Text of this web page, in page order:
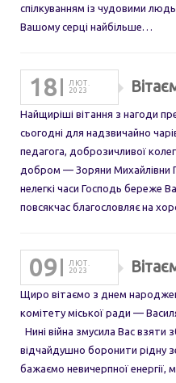
спілкуванням із чудовими
Вашому серці найбільше…
18
ЛЮТ.
2023
Найщиріші вітання з нагоди
сьогодні для надзвичайно
педагога, доброзичливої
добром — Зоряни
нелегкі часи Господь береже
повсякчас благословляє на
09
ЛЮТ.
2023
Щиро вітаємо з днем
комітету міської ради —
Нині війна змусила Вас
відчайдушно боронити рідну
бажаємо невичерпної